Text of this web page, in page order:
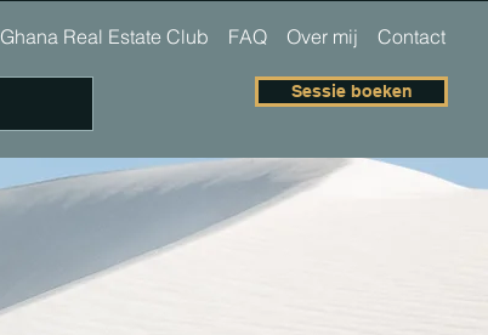
Ghana Real Estate Club FAQ Over mij Contact
Sessie boeken